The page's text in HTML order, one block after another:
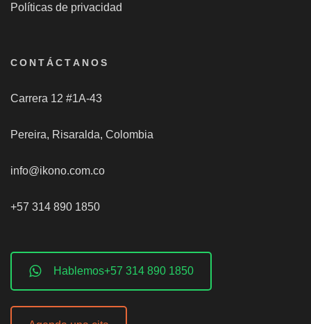
Políticas de privacidad
CONTÁCTANOS
Carrera 12 #1A-43
Pereira, Risaralda, Colombia
info@ikono.com.co
+57 314 890 1850
Hablemos+57 314 890 1850